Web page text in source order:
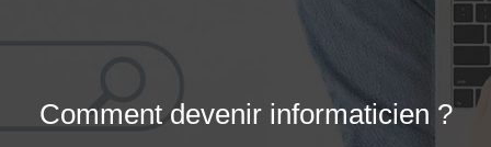
Comment devenir informaticien ?